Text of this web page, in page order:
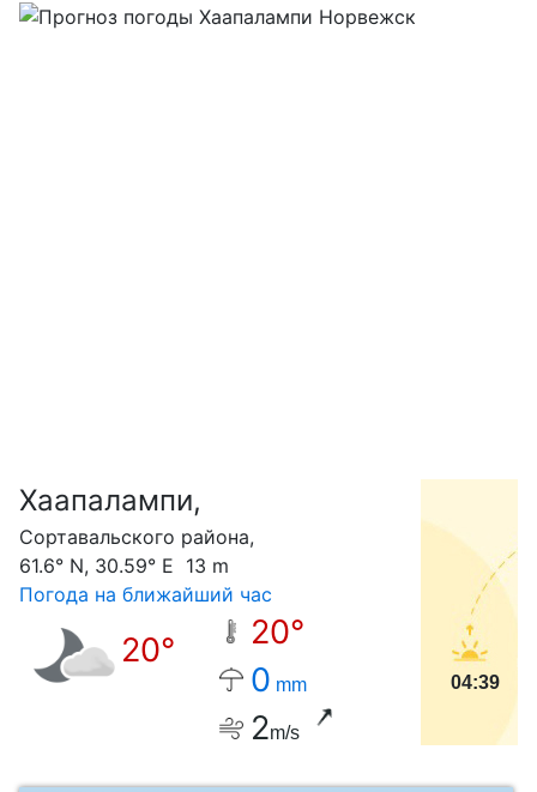
Хаапалампи,
Сортавальского района,
61.6° N, 30.59° E 13 m
Погода на ближайший час
20°
20°
0 mm
2m/s
04:39